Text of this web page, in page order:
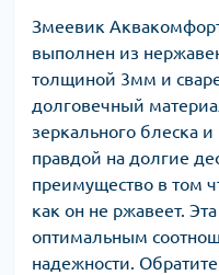
Змеевик
выполнен из
толщиной 3мм и
долговечный
зеркального блеска
правдой на долгие
преимущество в том
как он не ржавеет.
оптимальным
надежности.